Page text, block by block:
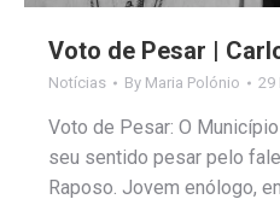
Voto de Pesar |
Notícias By Maria Polónio 29
Voto de Pesar: O
seu sentido pesar pelo
Raposo. Jovem enólogo,